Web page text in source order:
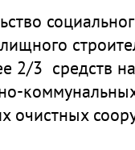
2/3 средств
очистных